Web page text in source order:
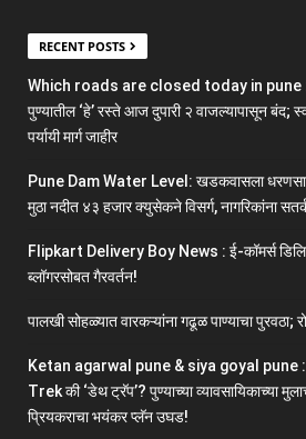
RECENT POSTS
Which roads are closed today in pune :
पुण्यातील ‘हे’ रस्ते आज दुपारी २ वाजल्यापासून बंद;
पर्यायी मार्ग जाहीर
Pune Dam Water Level: खडकवासला
मुठा नदीत ४३ हजार क्युसेकने विसर्ग, नागरिकांना
Flipkart Delivery Boy News : ई-कॉमर्स
ब्लॉगरसोबत गैरवर्तन!
पालखी सोहळ्यात वारकऱ्यांना गढूळ पाण्याचा पुरवठा;
Ketan agarwal pune & siya goyal pune :
Trek की ‘डेथ ट्रॅप’? पुण्याच्या व्यावसायिकाच्या
प्रियकराचा भयंकर प्लॅन उघड!